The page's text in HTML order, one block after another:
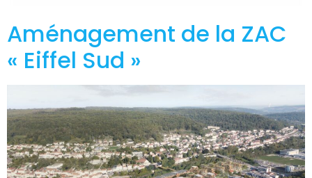
Aménagement de la ZAC
« Eiffel Sud »